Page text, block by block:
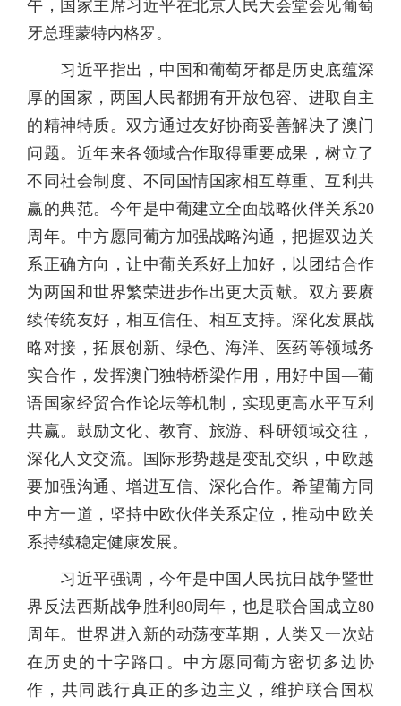
午，国家主席习近平在北京人民大会堂会见葡萄
牙总理蒙特内格罗。
习近平指出，中国和葡萄牙都是历史底蕴深
厚的国家，两国人民都拥有开放包容、进取自主
的精神特质。双方通过友好协商妥善解决了澳门
问题。近年来各领域合作取得重要成果，树立了
不同社会制度、不同国情国家相互尊重、互利共
赢的典范。今年是中葡建立全面战略伙伴关系20
周年。中方愿同葡方加强战略沟通，把握双边关
系正确方向，让中葡关系好上加好，以团结合作
为两国和世界繁荣进步作出更大贡献。双方要赓
续传统友好，相互信任、相互支持。深化发展战
略对接，拓展创新、绿色、海洋、医药等领域务
实合作，发挥澳门独特桥梁作用，用好中国—葡
语国家经贸合作论坛等机制，实现更高水平互利
共赢。鼓励文化、教育、旅游、科研领域交往，
深化人文交流。国际形势越是变乱交织，中欧越
要加强沟通、增进互信、深化合作。希望葡方同
中方一道，坚持中欧伙伴关系定位，推动中欧关
系持续稳定健康发展。
习近平强调，今年是中国人民抗日战争暨世
界反法西斯战争胜利80周年，也是联合国成立80
周年。世界进入新的动荡变革期，人类又一次站
在历史的十字路口。中方愿同葡方密切多边协
作，共同践行真正的多边主义，维护联合国权